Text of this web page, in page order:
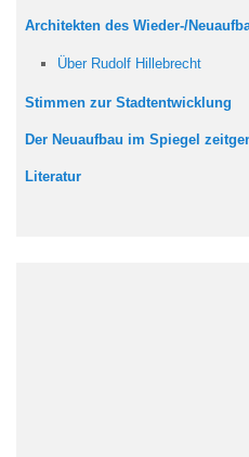
Architekten des Wieder-/
Über Rudolf Hillebrecht
Stimmen zur Stadtentwicklung
Der Neuaufbau im Spiegel
Literatur